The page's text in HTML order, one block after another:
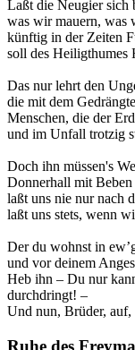
Laßt die Neugier sich
was wir mauern, was
künftig in der Zeiten
soll des Heiligthumes
Das nur lehrt den
die mit dem
Menschen, die der
und im Unfall trotzig
Doch ihn müssen's
Donnerhall mit
laßt uns nie nur nach
laßt uns stets, wenn
Der du wohnst in
und vor deinem
Heb ihn – Du nur
durchdringt! –
Und nun, Brüder,
Ruhe des